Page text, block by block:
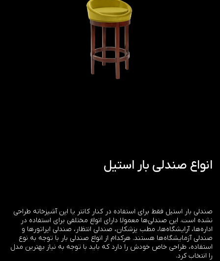
انواع صندلی بار استیل
صندلی بار استیل فقط برای استفاده در کنار کانتر یا اپن آشپزخانه طراحی
نشده است. این صندلی‌ها معمولا دارای انواع مختلفی برای استفاده در
اداره‌ها، آرایشگاه‌ها،‌ مطب پزشکان،‌ صندلی انتظار، صندلی اپراتورها و
صندلی آزمایشگاه‌ها هستند. هرکدام از انواع صندلی بار با توجه به نوع
استفاده، طراحی خاص خودش را دارد که باید با توجه به نیاز بهترین مدل
را انتخاب کرد.